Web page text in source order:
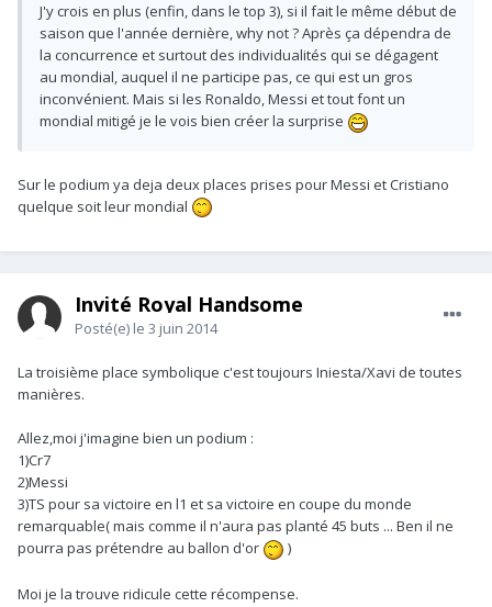
J'y crois en plus (enfin, dans le top 3), si il fait le même début de
saison que l'année dernière, why not ? Après ça dépendra de
la concurrence et surtout des individualités qui se dégagent
au mondial, auquel il ne participe pas, ce qui est un gros
inconvénient. Mais si les Ronaldo, Messi et tout font un
mondial mitigé je le vois bien créer la surprise
Sur le podium ya deja deux places prises pour Messi et Cristiano
quelque soit leur mondial
Invité Royal Handsome
Posté(e) le 3 juin 2014
La troisième place symbolique c'est toujours Iniesta/Xavi de toutes
manières.
Allez,moi j'imagine bien un podium :
1)Cr7
2)Messi
3)TS pour sa victoire en l1 et sa victoire en coupe du monde
remarquable( mais comme il n'aura pas planté 45 buts ... Ben il ne
pourra pas prétendre au ballon d'or
)
Moi je la trouve ridicule cette récompense.